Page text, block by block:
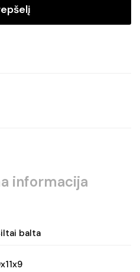
informacija
balta